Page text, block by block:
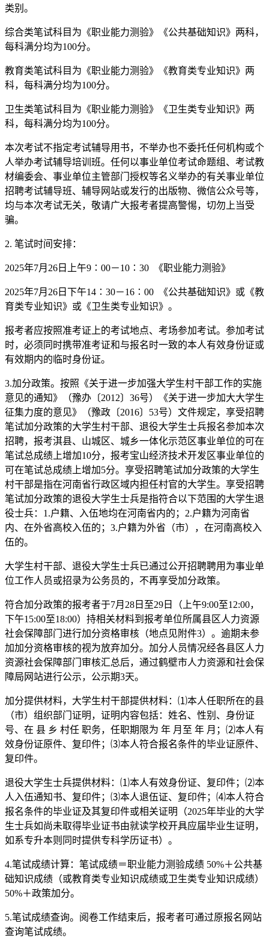
类别。
综合类笔试科目为《职业能力测验》《公共基础知识》两科，
每科满分均为100分。
教育类笔试科目为《职业能力测验》《教育类专业知识》两
科，每科满分均为100分。
卫生类笔试科目为《职业能力测验》《卫生类专业知识》两
科，每科满分均为100分。
本次考试不指定考试辅导用书，不举办也不委托任何机构或个
人举办考试辅导培训班。任何以事业单位考试命题组、考试教
材编委会、事业单位主管部门授权等名义举办的有关事业单位
招聘考试辅导班、辅导网站或发行的出版物、微信公众号等，
均与本次考试无关，敬请广大报考者提高警惕，切勿上当受
骗。
2. 笔试时间安排：
2025年7月26日上午9∶00－10∶30 《职业能力测验》
2025年7月26日下午14∶30－16∶00 《公共基础知识》或《教
育类专业知识》或《卫生类专业知识》。
报考者应按照准考证上的考试地点、考场参加考试。参加考试
时，必须同时携带准考证和与报名时一致的本人有效身份证或
有效期内的临时身份证。
3.加分政策。按照《关于进一步加强大学生村干部工作的实施
意见的通知》（豫办〔2012〕36号）《关于进一步加大大学生
征集力度的意见》（豫政〔2016〕53号）文件规定，享受招聘
笔试加分政策的大学生村干部、退役大学生士兵报名参加本次
招聘，报考淇县、山城区、城乡一体化示范区事业单位的可在
笔试总成绩上增加10分，报考宝山经济技术开发区事业单位的
可在笔试总成绩上增加5分。享受招聘笔试加分政策的大学生
村干部是指在河南省行政区域内担任村官的大学生。享受招聘
笔试加分政策的退役大学生士兵是指符合以下范围的大学生退
役士兵：1.户籍、入伍地均在河南省内的；2.户籍为河南省
内、在外省高校入伍的；3.户籍为外省（市），在河南高校入
伍的。
大学生村干部、退役大学生士兵已通过公开招聘聘用为事业单
位工作人员或招录为公务员的，不再享受加分政策。
符合加分政策的报考者于7月28日至29日（上午9:00至12:00，
下午15:00至18:00）持相关材料到报考单位所属县区人力资源
社会保障部门进行加分资格审核（地点见附件3）。逾期未参
加加分资格审核的视为放弃加分。加分人员情况经各县区人力
资源社会保障部门审核汇总后，通过鹤壁市人力资源和社会保
障局网站进行公示，公示期3天。
加分提供材料，大学生村干部提供材料：⑴本人任职所在的县
（市）组织部门证明，证明内容包括：姓名、性别、身份证
号、在 县 乡 村任 职务，任职期限为 年 月至 年 月；⑵本人有
效身份证原件、复印件；⑶本人符合报名条件的毕业证原件、
复印件。
退役大学生士兵提供材料：⑴本人有效身份证、复印件；⑵本
人入伍通知书、复印件；⑶本人退伍证、复印件；⑷本人符合
报名条件的毕业证及其复印件或相关证明（2025年毕业的大学
生士兵如尚未取得毕业证书由就读学校开具应届毕业生证明，
如系专升本则同时提供专科学历证书）。
4.笔试成绩计算：笔试成绩＝职业能力测验成绩 50%＋公共基
础知识成绩（或教育类专业知识成绩或卫生类专业知识成绩）
50%＋政策加分。
5.笔试成绩查询。阅卷工作结束后，报考者可通过原报名网站
查询笔试成绩。